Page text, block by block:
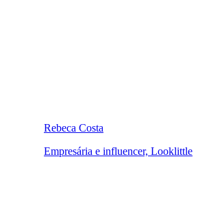
Rebeca Costa
Empresária e influencer, Looklittle